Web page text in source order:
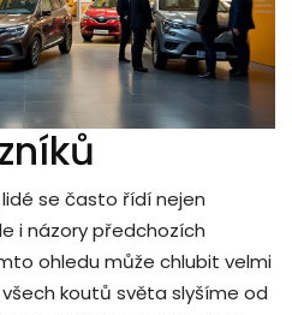
se často řídí nejen
i názory předchozích
ohledu může chlubit velmi
koutů světa slyšíme od